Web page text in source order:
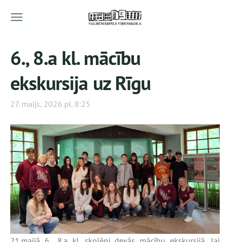
6., 8.a kl. mācību
ekskursija uz Rīgu
27. maijs, 2026 pl. 8:25